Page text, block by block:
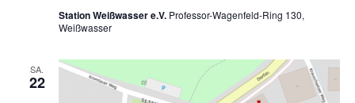
Station Weißwasser e.V. Professor-Wagenfeld-Ring 130,
Weißwasser
SA.
22